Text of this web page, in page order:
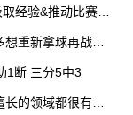
经验&推动比赛发
重新拿球再战一
1断 三分5中3
的领域都很有效